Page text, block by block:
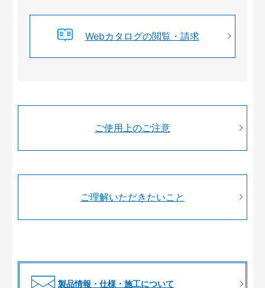
Webカタログの閲覧・請求
ご使用上のご注意
ご理解いただきたいこと
製品情報・仕様・施工について